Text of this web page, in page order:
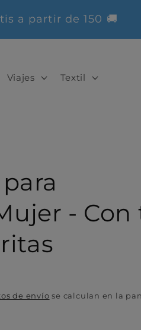
a partir de 150 🚚
Viajes Textil
- Con
de envío se calculan en la